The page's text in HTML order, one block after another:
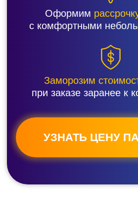
для бесплатного звонка
У вас есть вопрос?
минут!
+ 7 (865) 230-24-05